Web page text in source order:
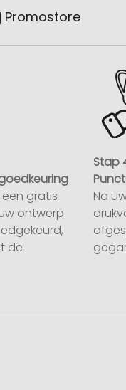
Promostore
gratis
ontwerp.
de
Stap
Na